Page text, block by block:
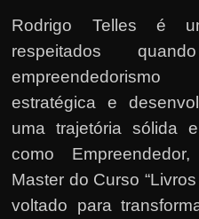
Rodrigo Telles é
respeitados
estratégica e
uma trajetória sólida
como
Master do Curso
voltado para